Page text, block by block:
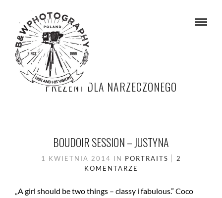
PREZENT DLA NARZECZONEGO
BOUDOIR SESSION – JUSTYNA
1 KWIETNIA 2014 IN PORTRAITS
2
KOMENTARZE
„A girl should be two things – classy i fabulous.” Coco